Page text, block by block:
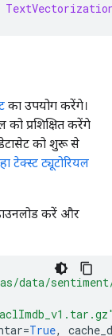
का उपयोग करेंगे।
प्रशिक्षित करेंगे
डेटासेट को शुरू से
टेक्स्ट ट्यूटोरियल
करें और
data/
=True,